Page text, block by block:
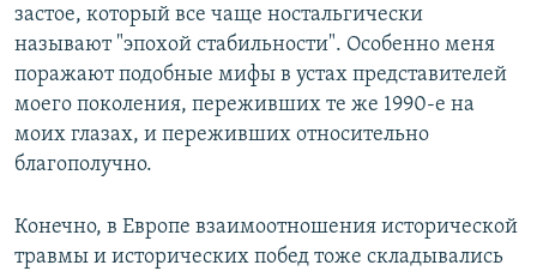
застое, который все чаще ностальгически
называют "эпохой стабильности". Особенно меня
поражают подобные мифы в устах представителей
моего поколения, переживших те же 1990-е на
моих глазах, и переживших относительно
благополучно.
Конечно, в Европе взаимоотношения исторической
травмы и исторических побед тоже складывались